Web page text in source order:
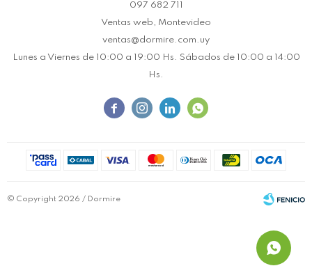
097 682 711
Ventas web, Montevideo
ventas@dormire.com.uy
Lunes a Viernes de 10:00 a 19:00 Hs. Sábados de 10:00 a 14:00
Hs.
   
© Copyright 2026 / Dormire